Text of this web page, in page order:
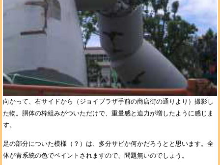
向かって、右サイドから（ジョイブラザ手前の商店街の通りより）撮影し
た物。胴体の枠組みがついただけで、重量感と迫力が増したように感じま
す。
足の部分についた模様（？）は、多分サビか何かだろうとと思います。全
体が青系統の色でペイントされますので、問題無いのでしょう。